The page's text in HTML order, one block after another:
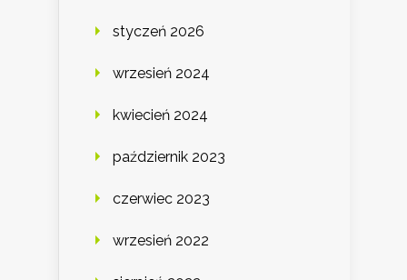
styczeń 2026
wrzesień 2024
kwiecień 2024
październik 2023
czerwiec 2023
wrzesień 2022